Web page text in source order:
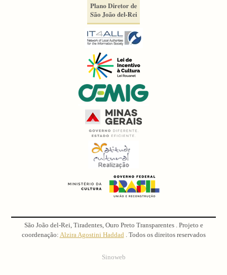
São João del-Rei, Tiradentes, Ouro Preto Transparentes . Projeto e
coordenação: Alzira Agostini Haddad . Todos os direitos reservados
Sinoweb